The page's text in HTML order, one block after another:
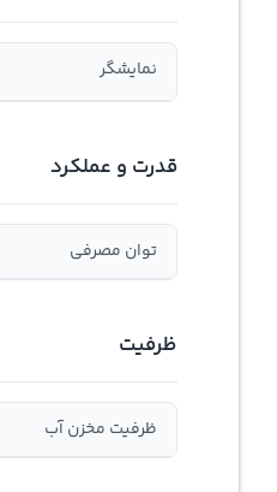
نمایشگر
قدرت و عملکرد
توان مصرفی
ظرفیت
ظرفیت مخزن آب